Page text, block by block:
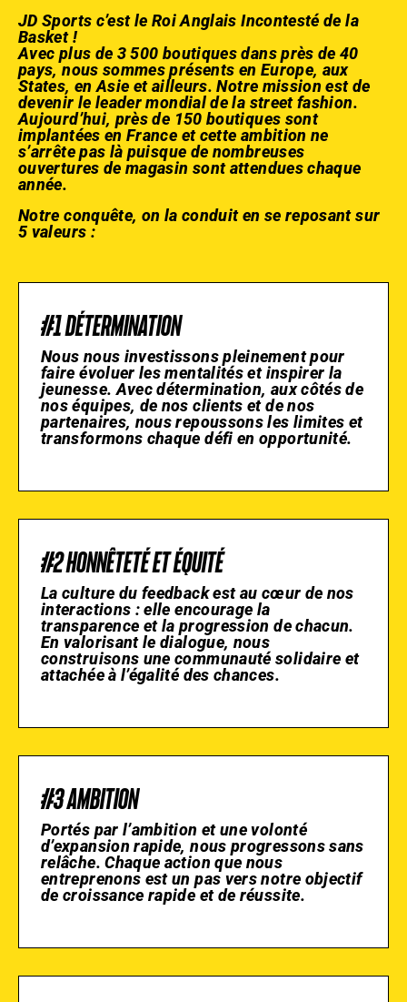
JD Sports c’est le Roi Anglais Incontesté de la
Basket !
Avec plus de 3 500 boutiques dans près de 40
pays, nous sommes présents en Europe, aux
States, en Asie et ailleurs. Notre mission est de
devenir le leader mondial de la street fashion.
Aujourd’hui, près de 150 boutiques sont
implantées en France et cette ambition ne
s’arrête pas là puisque de nombreuses
ouvertures de magasin sont attendues chaque
année.
Notre conquête, on la conduit en se reposant sur
5 valeurs :
#1 DÉTERMINATION
Nous nous investissons pleinement pour
faire évoluer les mentalités et inspirer la
jeunesse. Avec détermination, aux côtés de
nos équipes, de nos clients et de nos
partenaires, nous repoussons les limites et
transformons chaque défi en opportunité.
#2 HONNÊTETÉ ET ÉQUITÉ
La culture du feedback est au cœur de nos
interactions : elle encourage la
transparence et la progression de chacun.
En valorisant le dialogue, nous
construisons une communauté solidaire et
attachée à l’égalité des chances.
#3 AMBITION
Portés par l’ambition et une volonté
d’expansion rapide, nous progressons sans
relâche. Chaque action que nous
entreprenons est un pas vers notre objectif
de croissance rapide et de réussite.